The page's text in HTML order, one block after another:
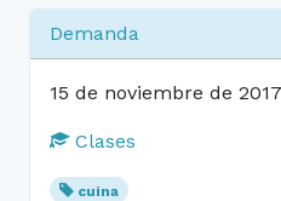
Demanda
15 de noviembre de 2017
Clases
cuina